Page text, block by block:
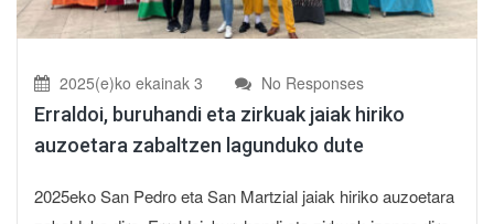
2025(e)ko ekainak 3 No Responses
Erraldoi, buruhandi eta zirkuak jaiak hiriko
auzoetara zabaltzen lagunduko dute
2025eko San Pedro eta San Martzial jaiak hiriko auzoetara